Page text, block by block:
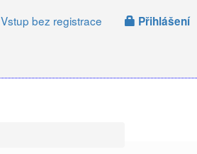
Vstup bez registrace Přihlášení